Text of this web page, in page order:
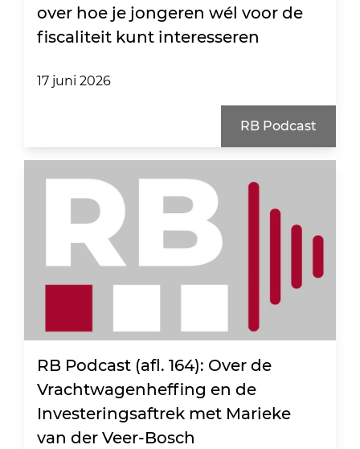
over hoe je jongeren wél voor de
fiscaliteit kunt interesseren
17 juni 2026
RB Podcast
RB Podcast (afl. 164): Over de
Vrachtwagenheffing en de
Investeringsaftrek met Marieke
van der Veer-Bosch